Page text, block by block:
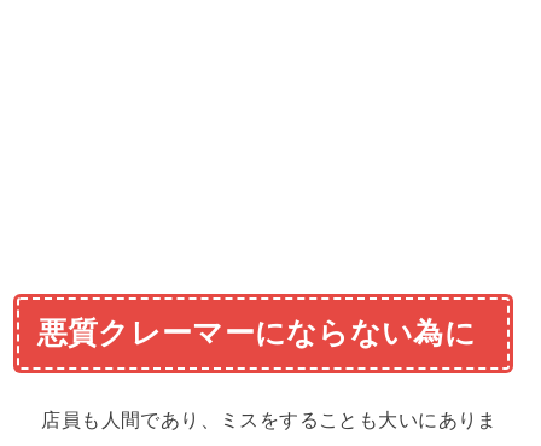
悪質クレーマーにならない為に
店員も人間であり、ミスをすることも大いにありま